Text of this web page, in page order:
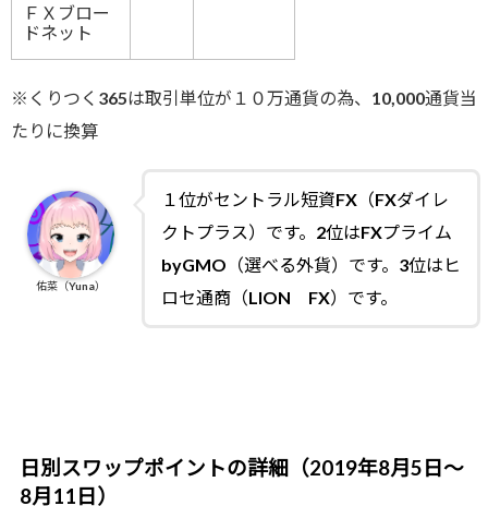
ＦＸブロー
ドネット
※くりつく365は取引単位が１０万通貨の為、10,000通貨当
たりに換算
１ 位がセントラル短資FX（FXダイレ
クトプラス）です。2位はFXプライム
byGMO（選べる外貨）です。 3位はヒ
ロセ通商（LION FX）です。
佑菜（Yuna）
日別スワップポイントの詳細（2019年8月5日～
8月11日）